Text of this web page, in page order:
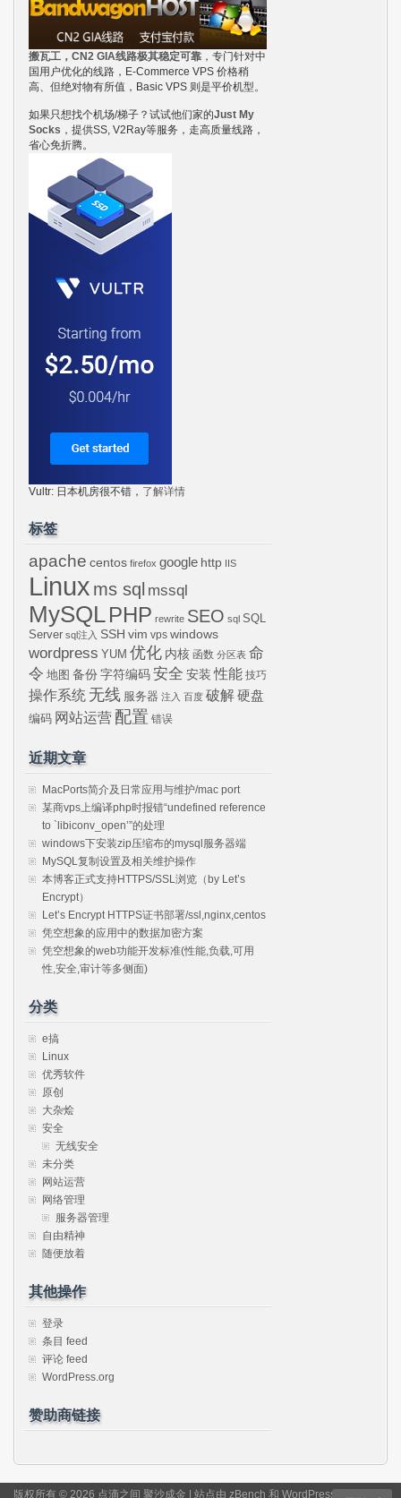
搬瓦工，CN2 GIA线路极其稳定可靠 ，专门针对中
国用户优化的线路，E-Commerce VPS 价格稍
高、但绝对物有所值，Basic VPS 则是平价机型。
如果只想找个机场/梯子？试试他们家的Just My
Socks ，提供SS, V2Ray等服务，走高质量线路，
省心免折腾。
Vultr: 日本机房很不错， 了解详情
标签
apache centos firefox google http IIS
Linux ms sql mssql
MySQLPHP rewrite SEO sql SQL
Server sql注入 SSH vim vps windows
wordpress YUM 优化 内核 函数 分区表 命
令 地图 备份 字符编码 安全 安装 性能 技巧
操作系统 无线 服务器 注入 百度 破解硬盘
编码 网站运营 配置 错误
近期文章
MacPorts简介及日常应用与维护/mac port
某商vps上编译php时报错“undefined reference
to `libiconv_open’”的处理
windows下安装zip压缩布的mysql服务器端
MySQL复制设置及相关维护操作
本博客正式支持HTTPS/SSL浏览（by Let’s
Encrypt）
Let’s Encrypt HTTPS证书部署/ssl,nginx,centos
凭空想象的应用中的数据加密方案
凭空想象的web功能开发标准(性能,负载,可用
性,安全,审计等多侧面)
分类
e搞
Linux
优秀软件
原创
大杂烩
安全
无线安全
未分类
网站运营
网络管理
服务器管理
自由精神
随便放着
其他操作
登录
条目 feed
评论 feed
WordPress.org
赞助商链接
版权所有 © 2026 点滴之间 聚沙成金 | 站点由 zBench 和 WordPress